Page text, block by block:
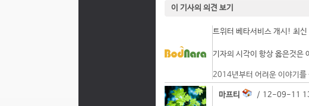
이 기사의 의견 보기
트위터 베타서비스 개시! 최
기자의 시각이 항상 옳은것은
2014년부터 어려운 이야기를
마프티 / 12-09-11